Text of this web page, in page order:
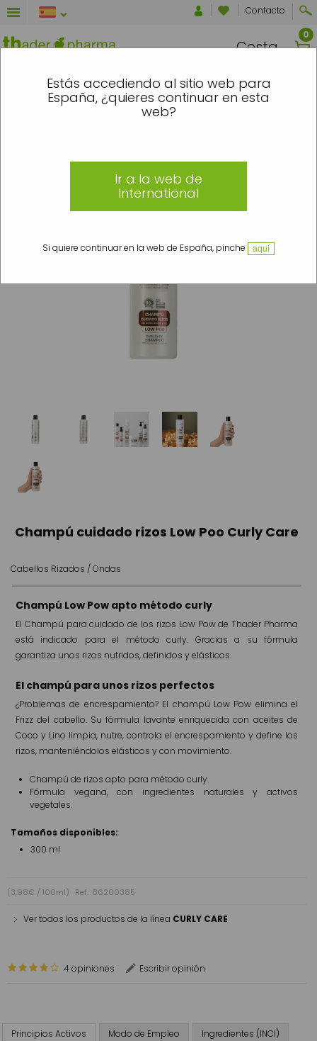
Estás accediendo al sitio web para
España, ¿quieres continuar en esta
web?
Ir a la web de
International
Si quiere continuar en la web de España, pinche aquí
Contacto
Cesta
EL 7 Y EL 16 DE AGOSTO SE
Cabello Tipo de cabello » Rizados / Ondas
Champú cuidado rizos Low Poo Curly Care
Cabellos Rizados / Ondas
Champú Low Pow apto método curly
El Champú para cuidado de los rizos Low Pow de Thader Pharma
está indicado para el método curly. Gracias a su fórmula
garantiza unos rizos nutridos, definidos y elásticos.
El champú para unos rizos perfectos
¿Problemas de encrespamiento? El champú Low Pow elimina el
Frizz del cabello. Su fórmula lavante enriquecida con aceites de
Coco y Lino limpia, nutre, controla el encrespamiento y define los
rizos, manteniéndolos elásticos y con movimiento.
Champú de rizos apto para método curly.
Fórmula vegana, con ingredientes naturales y activos
vegetales.
Tamaños disponibles:
300 ml
(3,98€ / 100ml) Ref.: 86200385
Ver todos los productos de la línea CURLY CARE
4 opiniones Escribir opinión
Principios Activos Modo de Empleo
Ingredientes (INCI)